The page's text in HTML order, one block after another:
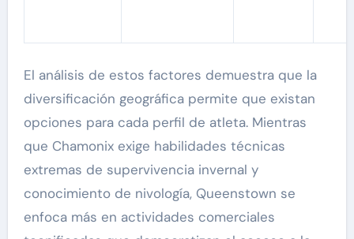
El análisis de estos factores demuestra que la
diversificación geográfica permite que existan
opciones para cada perfil de atleta. Mientras
que Chamonix exige habilidades técnicas
extremas de supervivencia invernal y
conocimiento de nivología, Queenstown se
enfoca más en actividades comerciales